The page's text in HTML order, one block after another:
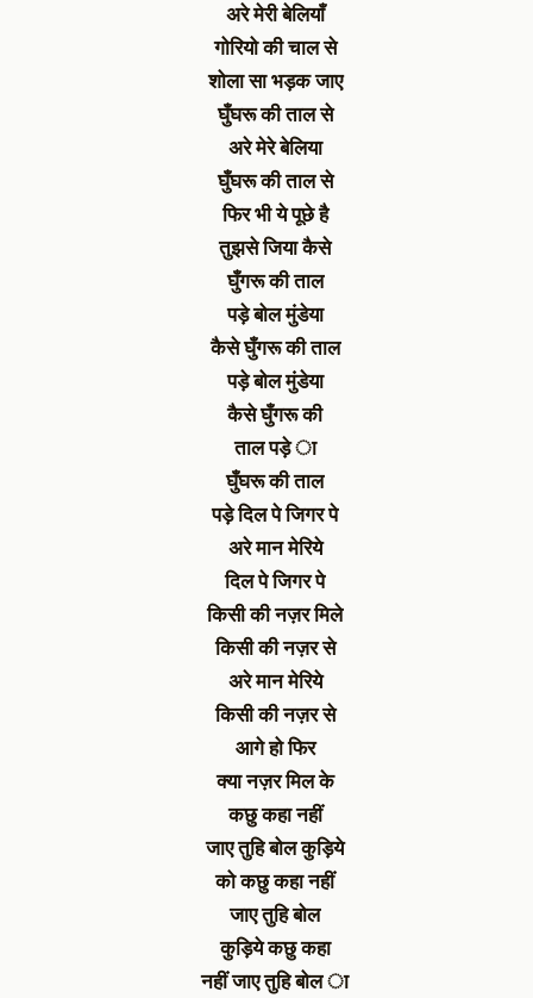
अरे मेरी बेलियाँ
गोरियो की चाल से
शोला सा भड़क जाए
घुँघरू की ताल से
अरे मेरे बेलिया
घुँघरू की ताल से
फिर भी ये पूछे है
तुझसे जिया कैसे
घुँगरू की ताल
पड़े बोल मुंडेया
कैसे घुँगरू की ताल
पड़े बोल मुंडेया
कैसे घुँगरू की
ताल पड़े ा
घुँघरू की ताल
पड़े दिल पे जिगर पे
अरे मान मेरिये
दिल पे जिगर पे
किसी की नज़र मिले
किसी की नज़र से
अरे मान मेरिये
किसी की नज़र से
आगे हो फिर
क्या नज़र मिल के
कछु कहा नहीं
जाए तुहि बोल कुड़िये
को कछु कहा नहीं
जाए तुहि बोल
कुड़िये कछु कहा
नहीं जाए तुहि बोल ा